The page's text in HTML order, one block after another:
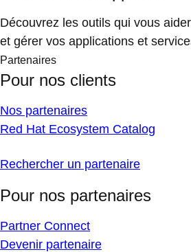
Découvrez les outils qui vous
et gérer vos applications et
Partenaires
Pour nos clients
Nos partenaires
Red Hat Ecosystem Catalog
Rechercher un partenaire
Pour nos partenaires
Partner Connect
Devenir partenaire